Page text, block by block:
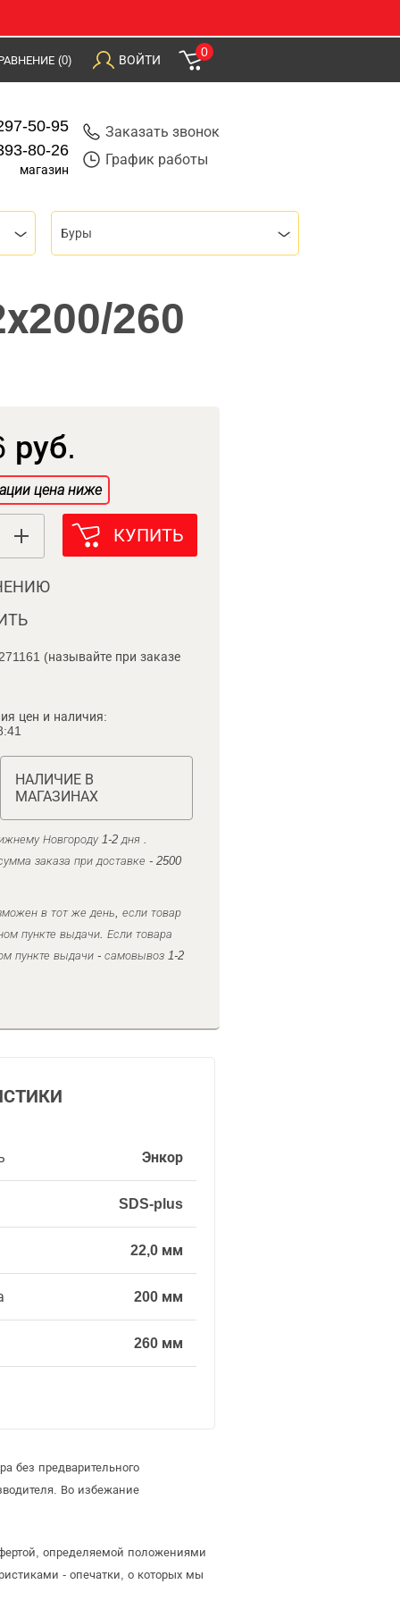
(0) ВОЙТИ
0
50-95
80-26
магазин
Заказать звонок
График работы
Буры
260
руб.
цена ниже
КУПИТЬ
(называйте при заказе
цен и наличия:
НАЛИЧИЕ В
МАГАЗИНАХ
Новгороду 1-2 дня .
заказа при доставке - 2500
в тот же день, если товар
пункте выдачи. Если товара
пункте выдачи - самовывоз 1-2
Энкор
SDS-plus
22,0 мм
200 мм
260 мм
без предварительного
Во избежание
определяемой положениями
- опечатки, о которых мы